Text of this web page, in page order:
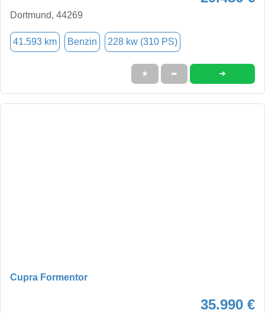
Dortmund, 44269
41.593 km Benzin 228 kw (310 PS)
★ ➦ ➜
Cupra Formentor
35.990 €